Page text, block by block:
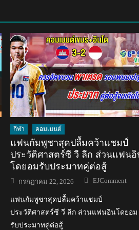
กีฬา คอมเมนต์
แฟนกัมพูชาสุดปลื้มคว้าแชมป์
ประวัติศาสตร์ซี วี ลีก ส่วนแฟน
โดยอมรับประมาทคู่ต่อสู้
Posted
on
กรกฎาคม 22, 2026 Author
EJComment
แฟนกัมพูชาสุดปลื้มคว้าแชมป์
ประวัติศาสตร์ซี วี ลีก ส่วนแฟนอินโดยอม
รับประมาทคู่ต่อสู้